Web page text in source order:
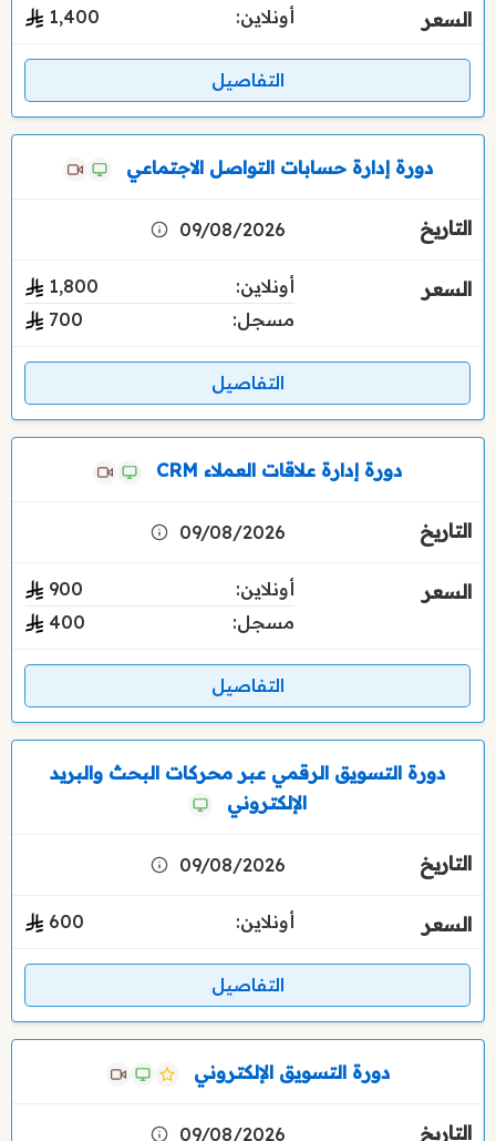
أونلاين: 1٬400
التفاصيل
دورة إدارة حسابات التواصل الاجتماعي
09/08/2026
أونلاين:
1٬800
مسجل:
700
التفاصيل
دورة إدارة علاقات العملاء CRM
09/08/2026
أونلاين:
900
مسجل:
400
التفاصيل
دورة التسويق الرقمي عبر محركات البحث والبريد
الإلكتروني
09/08/2026
أونلاين: 600
التفاصيل
دورة التسويق الإلكتروني
09/08/2026